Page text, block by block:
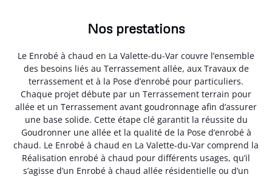
Nos prestations
Le Enrobé à chaud en La Valette-du-Var couvre l’ensemble
des besoins liés au Terrassement allée, aux Travaux de
terrassement et à la Pose d’enrobé pour particuliers.
Chaque projet débute par un Terrassement terrain pour
allée et un Terrassement avant goudronnage afin d’assurer
une base solide. Cette étape clé garantit la réussite du
Goudronner une allée et la qualité de la Pose d’enrobé à
chaud. Le Enrobé à chaud en La Valette-du-Var comprend la
Réalisation enrobé à chaud pour différents usages, qu’il
s’agisse d’un Enrobé à chaud allée résidentielle ou d’un